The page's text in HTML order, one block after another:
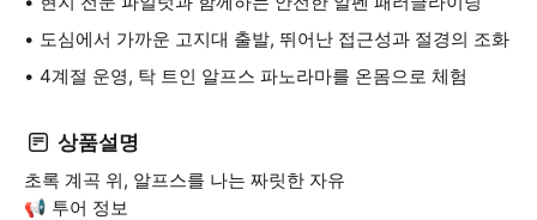
도심에서 가까운 고지대 출발, 뛰어난 접근성과 절경의 조화
4계절 운영, 탁 트인 알프스 파노라마를 온몸으로 체험
상품설명
초록 계곡 위, 알프스를 나는 짜릿한 자유
📢 투어 정보